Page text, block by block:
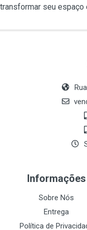
transformar seu espaço
Informações
Sobre Nós
Entrega
Política de